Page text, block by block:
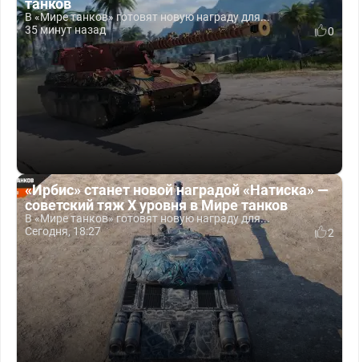
танков
В «Мире танков» готовят новую награду для...
35 минут назад
0
«Ирбис» станет новой наградой «Натиска» —
советский тяж X уровня в Мире танков
В «Мире танков» готовят новую награду для...
Сегодня, 18:27
2